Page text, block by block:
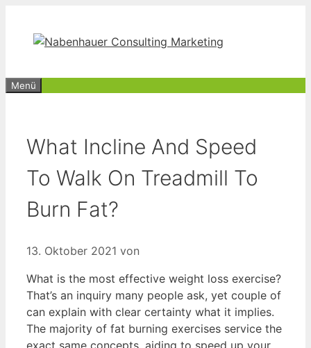
springen
Menü
What Incline And Speed
To Walk On Treadmill To
Burn Fat?
13. Oktober 2021 von
What is the most effective weight loss exercise?
That’s an inquiry many people ask, yet couple of
can explain with clear certainty what it implies.
The majority of fat burning exercises service the
exact same concepts, aiding to speed up your